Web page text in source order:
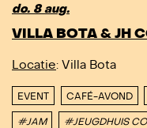
do. 8 aug.
VILLA BOTA & JH
Locatie: Villa Bota
EVENT CAFÉ-AVOND
#JAM #JEUGDHUIS